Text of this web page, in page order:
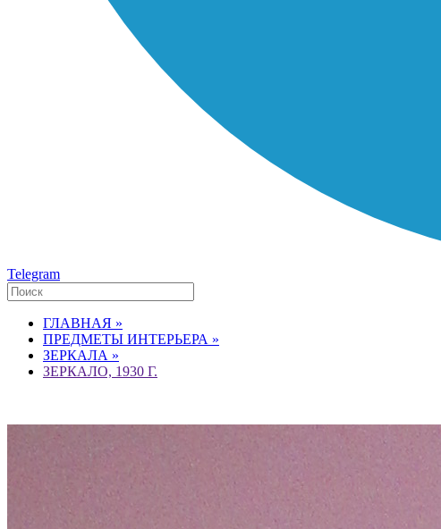
Telegram
ГЛАВНАЯ »
ПРЕДМЕТЫ ИНТЕРЬЕРА »
ЗЕРКАЛА »
ЗЕРКАЛО, 1930 Г.